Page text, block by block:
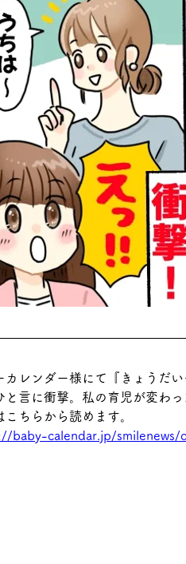
カレンダー様にて『きょうだ
と言に衝撃。私の育児が変わ
こちらから読めます。
baby-calendar.jp/smilenews/